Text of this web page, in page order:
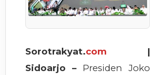
Sorotrakyat.com |
Sidoarjo – Presiden Joko